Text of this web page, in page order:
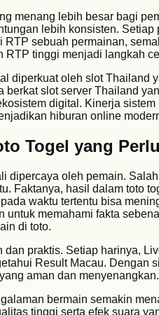
menang lebih besar bagi
lebih konsisten.
sebuah permainan,
tinggi menjadi langkah
diperkuat oleh slot Thailand
slot server Thailand
digital. Kinerja
hiburan online
Togel yang
dipercaya oleh pemain.
Faktanya, hasil dalam toto
waktu tertentu bisa
memahami fakta
di toto.
praktis. Setiap harinya,
Result Macau. Dengan
aman dan menyenangkan.
bermain semakin
tinggi serta efek suara